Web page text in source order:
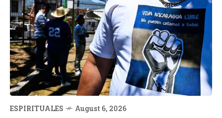
ESPIRITUALES August 6, 2026